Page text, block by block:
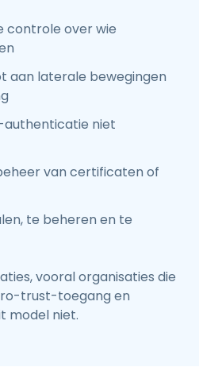
controle over wie
aan laterale bewegingen
authenticatie niet
van certificaten of
te beheren en te
vooral organisaties die
trust-toegang en
model niet.